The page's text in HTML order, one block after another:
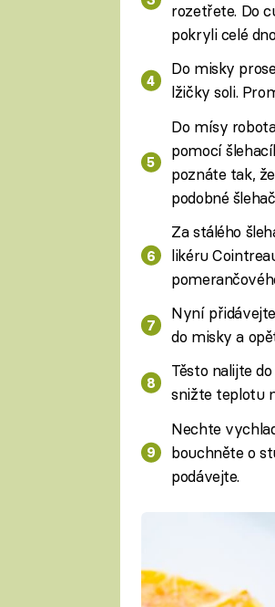
rozetřete. Do
pokryli celé
Do misky
lžičky soli.
Do mísy
pomocí
poznáte tak,
podobné
Za stálého
likéru
Nyní
do misky a
Těsto nalijte
snižte teplotu
Nechte
bouchněte o
podávejte.